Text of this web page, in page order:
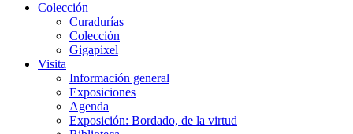
Colección
Curadurías
Colección
Gigapixel
Visita
Información general
Exposiciones
Agenda
Exposición: Bordado, de la virtud